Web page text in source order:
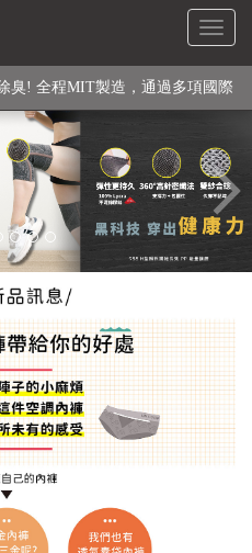
Toggle
機能貼身衣物No. 1
臭! 全程MIT製造，通過多項國際
能量護膝! 支撐. 包覆感. 超透氣.
環好
專利活氧 男女內褲系列